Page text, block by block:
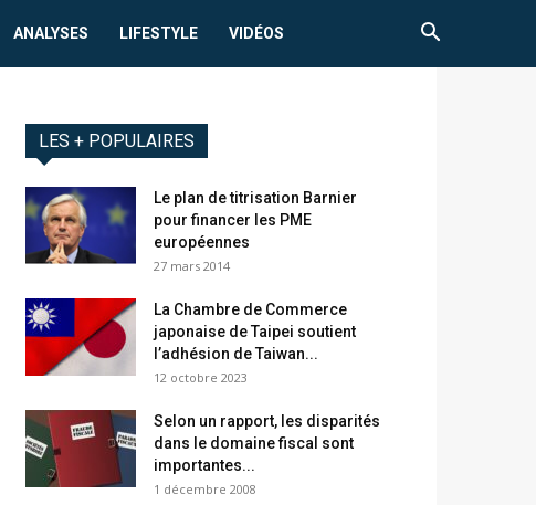
ANALYSES LIFESTYLE VIDÉOS
LES + POPULAIRES
Le plan de titrisation Barnier
pour financer les PME
européennes
27 mars 2014
La Chambre de Commerce
japonaise de Taipei soutient
l’adhésion de Taiwan...
12 octobre 2023
Selon un rapport, les disparités
dans le domaine fiscal sont
importantes...
1 décembre 2008